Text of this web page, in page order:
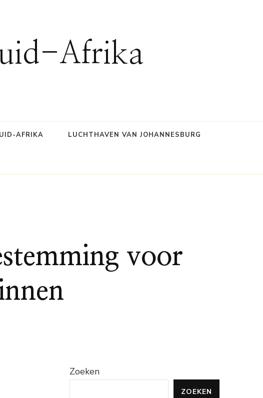
Afrika
AFRIKA LUCHTHAVEN VAN JOHANNESBURG
voor
Zoeken
ZOEKEN